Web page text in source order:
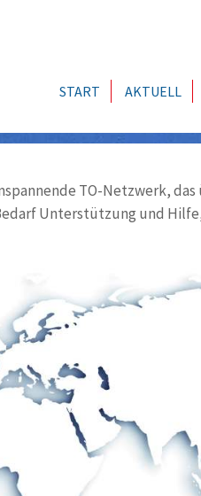
START AKTUELL
TO-Netzwerk,
Unterstützung und